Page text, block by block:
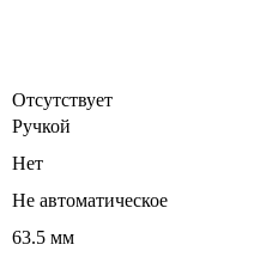
Отсутствует
Ручкой
Нет
Не автоматическое
63.5 мм